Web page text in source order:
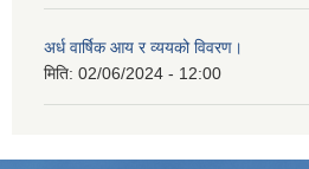
अर्ध वार्षिक आय र व्ययको विवरण।
मिति: 02/06/2024 - 12:00